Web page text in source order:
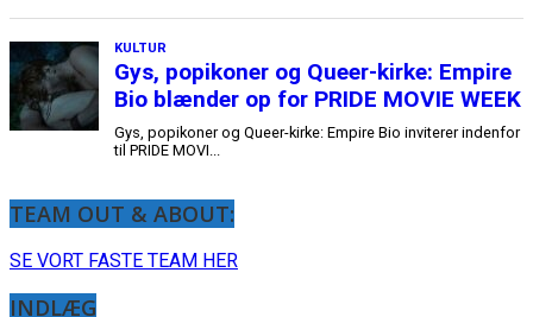
KULTUR
Gys, popikoner og Queer-kirke: Empire
Bio blænder op for PRIDE MOVIE WEEK
Gys, popikoner og Queer-kirke: Empire Bio inviterer indenfor
til PRIDE MOVI...
TEAM OUT & ABOUT:
SE VORT FASTE TEAM HER
INDLÆG